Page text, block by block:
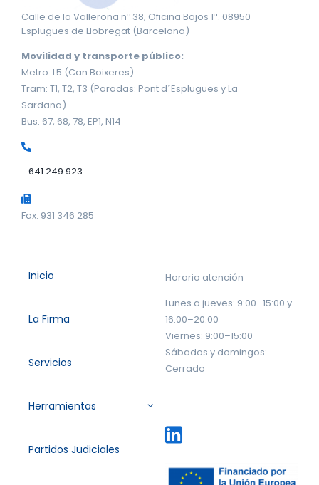
Calle de la Vallerona nº 38, Oficina Bajos 1ª. 08950
Esplugues de Llobregat (Barcelona)
Movilidad y transporte público:
Metro: L5 (Can Boixeres)
Tram: T1, T2, T3 (Paradas: Pont d´Esplugues y La
Sardana)
Bus: 67, 68, 78, EP1, N14
641 249 923
Fax: 931 346 285
Inicio
La Firma
Servicios
Herramientas
Partidos Judiciales
Horario atención
Lunes a jueves: 9:00–15:00 y
16:00–20:00
Viernes: 9:00–15:00
Sábados y domingos:
Cerrado